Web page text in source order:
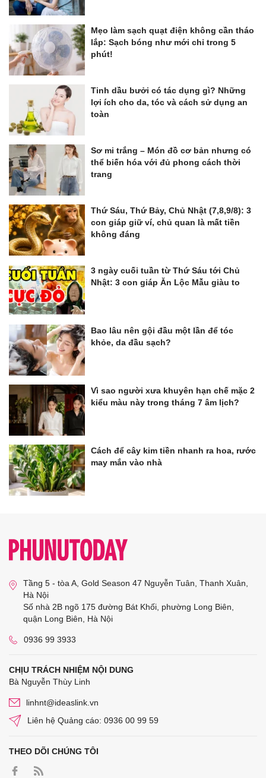
Mẹo làm sạch quạt điện không cần tháo
lắp: Sạch bóng như mới chỉ trong 5
phút!
Tinh dầu bưởi có tác dụng gì? Những
lợi ích cho da, tóc và cách sử dụng an
toàn
Sơ mi trắng – Món đồ cơ bản nhưng có
thể biến hóa với đủ phong cách thời
trang
Thứ Sáu, Thứ Bảy, Chủ Nhật (7,8,9/8): 3
con giáp giữ ví, chủ quan là mất tiền
không đáng
3 ngày cuối tuần từ Thứ Sáu tới Chủ
Nhật: 3 con giáp Ăn Lộc Mẫu giàu to
Bao lâu nên gội đầu một lần để tóc
khỏe, da đầu sạch?
Vì sao người xưa khuyên hạn chế mặc 2
kiểu màu này trong tháng 7 âm lịch?
Cách để cây kim tiền nhanh ra hoa, rước
may mắn vào nhà
Tầng 5 - tòa A, Gold Season 47 Nguyễn Tuân, Thanh Xuân,
Hà Nội
Số nhà 2B ngõ 175 đường Bát Khối, phường Long Biên,
quận Long Biên, Hà Nội
0936 99 3933
CHỊU TRÁCH NHIỆM NỘI DUNG
Bà Nguyễn Thùy Linh
linhnt@ideaslink.vn
Liên hệ Quảng cáo: 0936 00 99 59
THEO DÕI CHÚNG TÔI